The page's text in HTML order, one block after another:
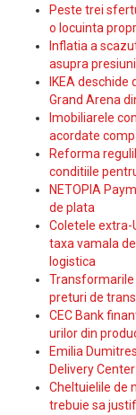
Peste trei
o locuinta
Inflatia a
asupra
IKEA
Grand Arena
Imobiliarele
acordate
Reforma
conditiile
NETOPIA
de plata
Coletele extra-
taxa vamala
logistica
Transformarile
preturi de
CEC Bank
urilor din
Emilia
Delivery
Cheltuielile de
trebuie sa